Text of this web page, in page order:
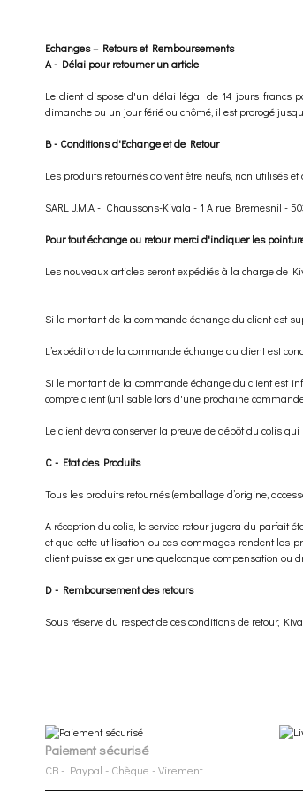
Echange Retour
Echanges – Retours et Remboursements
A - Délai pour retourner un article
Le client dispose d'un délai légal de 14 jours francs
dimanche ou un jour férié ou chômé, il est prorogé
B - Conditions d'Echange et de Retour
Les produits retournés doivent être neufs, non utilisés
SARL J.M.A - Chaussons-Kivala - 1 A rue Bremesnil -
Pour tout échange ou retour merci d'indiquer les
Les nouveaux articles seront expédiés à la charge de
Si le montant de la commande échange du client est
L’expédition de la commande échange du client est
Si le montant de la commande échange du client est
compte client (utilisable lors d'une prochaine
Le client devra conserver la preuve de dépôt du colis
C - Etat des Produits
Tous les produits retournés (emballage d’origine,
A réception du colis, le service retour jugera du parfait
et que cette utilisation ou ces dommages rendent les
client puisse exiger une quelconque compensation ou
D - Remboursement des retours
Sous réserve du respect de ces conditions de retour,
Paiement sécurisé
CB - Paypal - Chèque - Virement